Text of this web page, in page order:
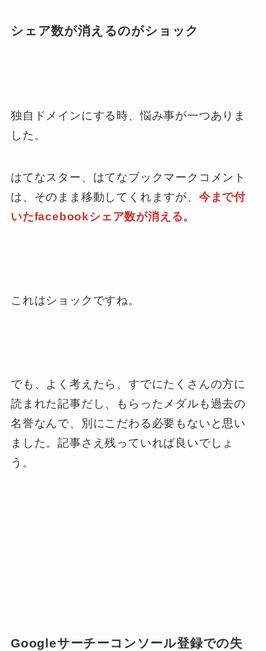
シェア数が消えるのがショック
独自ドメインにする時、悩み事が一つありま
した。
はてなスター、はてなブックマークコメント
は、そのまま移動してくれますが、 今まで付
いたfacebookシェア数が消える。
これはショックですね。
でも、よく考えたら、すでにたくさんの方に
読まれた記事だし、もらったメダルも過去の
名誉なんで、別にこだわる必要もないと思い
ました。記事さえ残っていれば良いでしょ
う。
Googleサーチーコンソール登録での失